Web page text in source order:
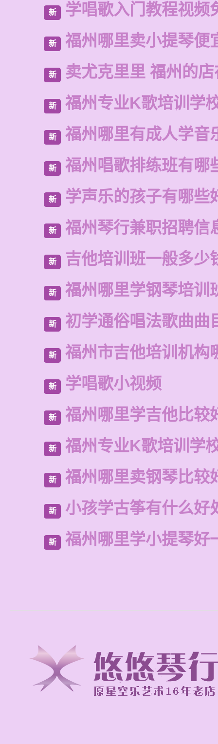
新 学唱歌入门教程视频
新 福州哪里卖小提琴便
新 卖尤克里里 福州的
新 福州专业K歌培训学
新 福州哪里有成人学音
新 福州唱歌排练班有哪
新 学声乐的孩子有哪些
新 福州琴行兼职招聘信
新 吉他培训班一般多少
新 福州哪里学钢琴培训
新 初学通俗唱法歌曲曲
新 福州市吉他培训机构
新 学唱歌小视频
新 福州哪里学吉他比较
新 福州专业K歌培训学
新 福州哪里卖钢琴比较
新 小孩学古筝有什么好
新 福州哪里学小提琴好